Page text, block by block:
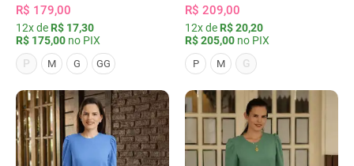
R$ 179,00
12x de R$ 17,30
R$ 175,00 no PIX
P
M G GG
R$ 209,00
12x de R$ 20,20
R$ 205,00 no PIX
P M G